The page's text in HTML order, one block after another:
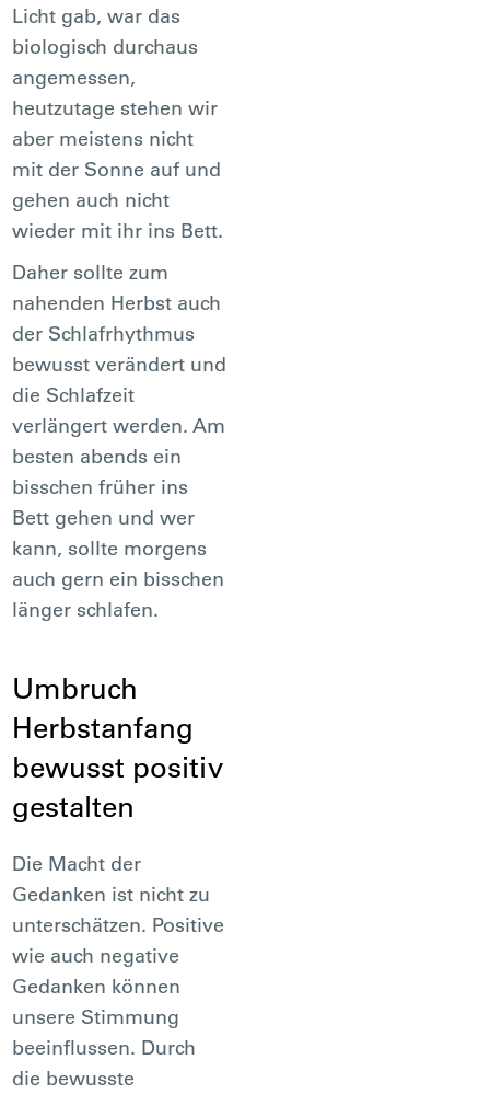
Licht gab, war das
biologisch durchaus
angemessen,
heutzutage stehen wir
aber meistens nicht
mit der Sonne auf und
gehen auch nicht
wieder mit ihr ins Bett.
Daher sollte zum
nahenden Herbst auch
der Schlafrhythmus
bewusst verändert und
die Schlafzeit
verlängert werden. Am
besten abends ein
bisschen früher ins
Bett gehen und wer
kann, sollte morgens
auch gern ein bisschen
länger schlafen.
Umbruch
Herbstanfang
bewusst positiv
gestalten
Die Macht der
Gedanken ist nicht zu
unterschätzen. Positive
wie auch negative
Gedanken können
unsere Stimmung
beeinflussen. Durch
die bewusste